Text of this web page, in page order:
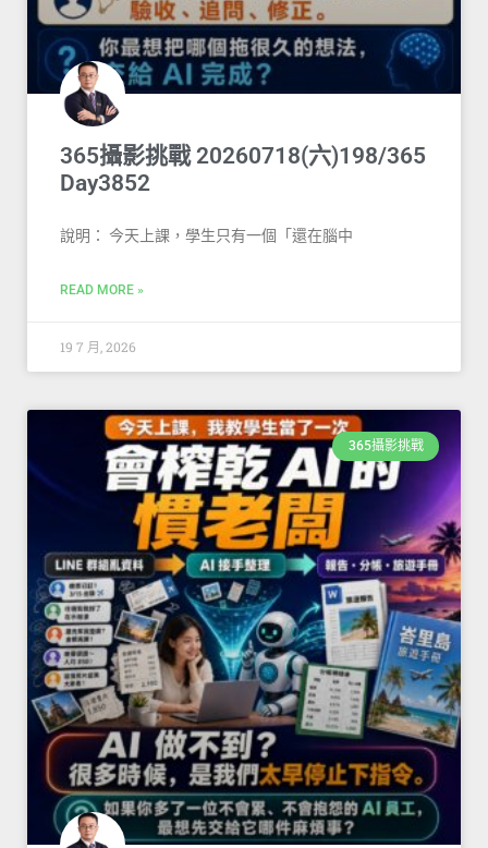
365攝影挑戰 20260718(六)198/365
Day3852
說明： 今天上課，學生只有一個「還在腦中
READ MORE »
19 7 月, 2026
365攝影挑戰